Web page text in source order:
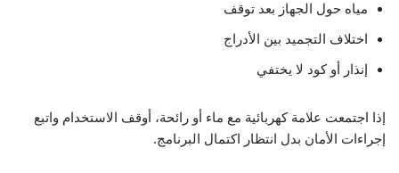
مياه حول الجهاز بعد توقف
اختلاف التجميد بين الأدراج
إنذار أو كود لا يختفي
إذا اجتمعت علامة كهربائية مع ماء أو رائحة، أوقف الاستخدام واتبع
إجراءات الأمان بدل انتظار اكتمال البرنامج.